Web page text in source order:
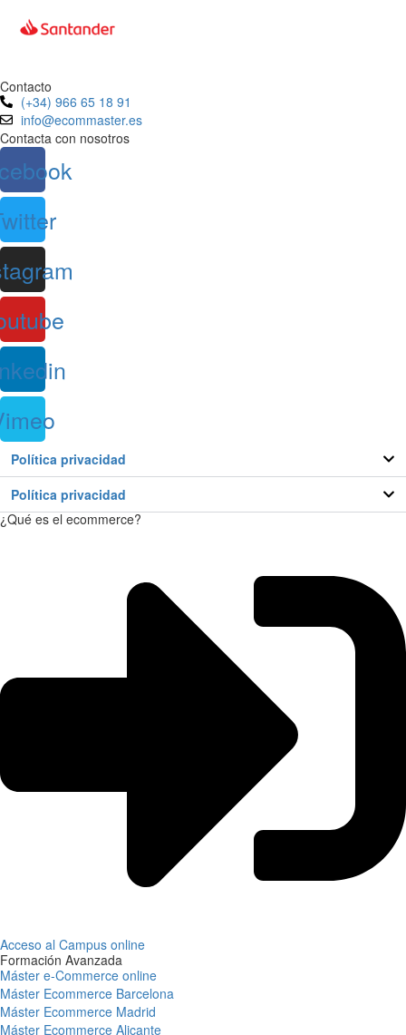
Contacto
(+34) 966 65 18 91
info@ecommaster.es
Contacta con nosotros
Política privacidad
Política privacidad
¿Qué es el ecommerce?
Acceso al Campus online
Formación Avanzada
Máster e-Commerce online
Máster Ecommerce Barcelona
Máster Ecommerce Madrid
Máster Ecommerce Alicante